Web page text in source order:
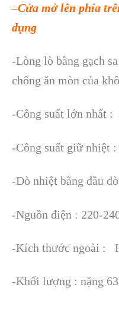
–Cửa mở lên phía
dụng
-Lòng lò bằng gạch
chống ăn mòn của
-Công suất lớn nhất :
-Công suất giữ nhiệt
-Dò nhiệt bằng đầu
-Nguồn điện : 220-
-Kích thước ngoài :
-Khối lượng : nặng